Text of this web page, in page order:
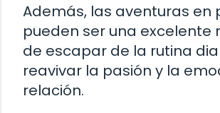
Además, las aventuras en
pueden ser una excelente
de escapar de la rutina
reavivar la pasión y la
relación.